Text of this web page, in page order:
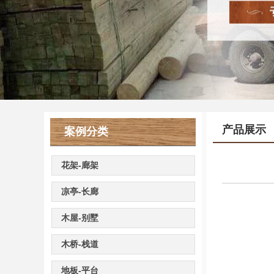
案例分类
花架-廊架
凉亭-长廊
木屋-别墅
木桥-栈道
地板-平台
产品展示